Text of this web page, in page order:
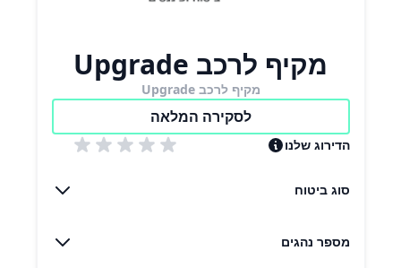
מקיף לרכב Upgrade
מקיף לרכב Upgrade
לסקירה המלאה
הדירוג שלנו
סוג ביטוח
מספר נהגים